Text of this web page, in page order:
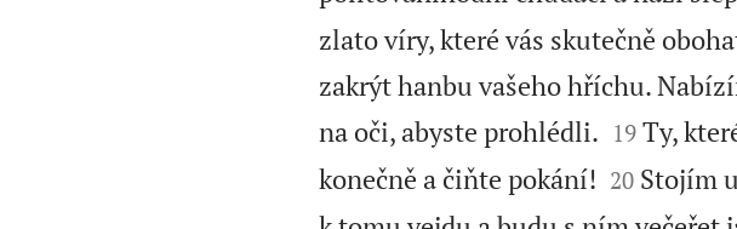
zlato víry, které vás skutečně
zakrýt hanbu vašeho hříchu.
na oči, abyste prohlédli.
19 Ty,
konečně a čiňte pokání!
20 Stojím